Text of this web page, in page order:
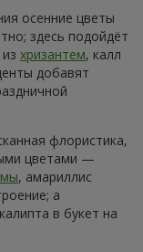
осенние цветы
здесь подойдёт
хризантем, калл
добавят
флористика,
цветами —
, амариллис
а
в букет на